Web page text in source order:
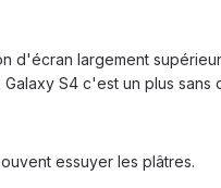
d'écran largement
S4 c'est un plus sans
essuyer les plâtres.